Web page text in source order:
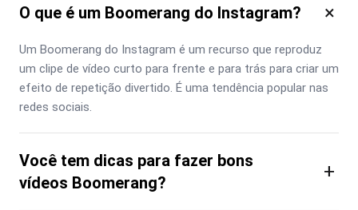
O que é um Boomerang do Instagram? ×
Um Boomerang do Instagram é um recurso que reproduz
um clipe de vídeo curto para frente e para trás para criar um
efeito de repetição divertido. É uma tendência popular nas
redes sociais.
Você tem dicas para fazer bons
vídeos Boomerang?
+